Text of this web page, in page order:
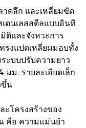
าดลึก และเหลี่ยมขัด
เตนเลสสตีลแบบอินทิ
ติและจังหวะการ
งแปดเหลี่ยมมอบทั้ง
ะบบปรับความยาว
มม. รายละเอียดเล็ก
ขึ้น
โครงสร้างของ
คือ ความแม่นยำ